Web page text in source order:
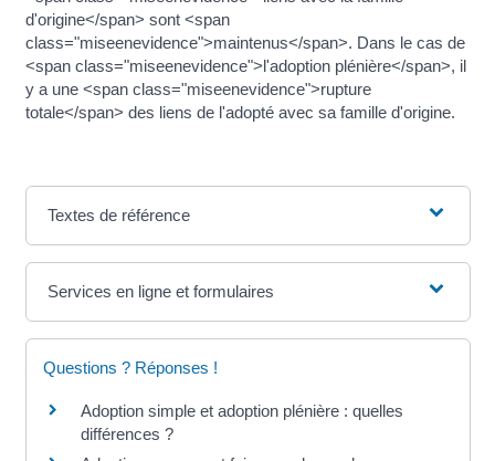
d'origine</span> sont <span
class="miseenevidence">maintenus</span>. Dans le cas de
<span class="miseenevidence">l'adoption plénière</span>, il
y a une <span class="miseenevidence">rupture
totale</span> des liens de l'adopté avec sa famille d'origine.
Textes de référence
Services en ligne et formulaires
Questions ? Réponses !
Adoption simple et adoption plénière : quelles
différences ?